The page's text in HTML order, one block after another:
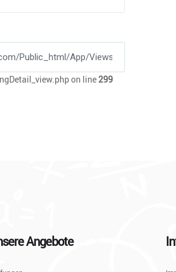
on line299
Angebote